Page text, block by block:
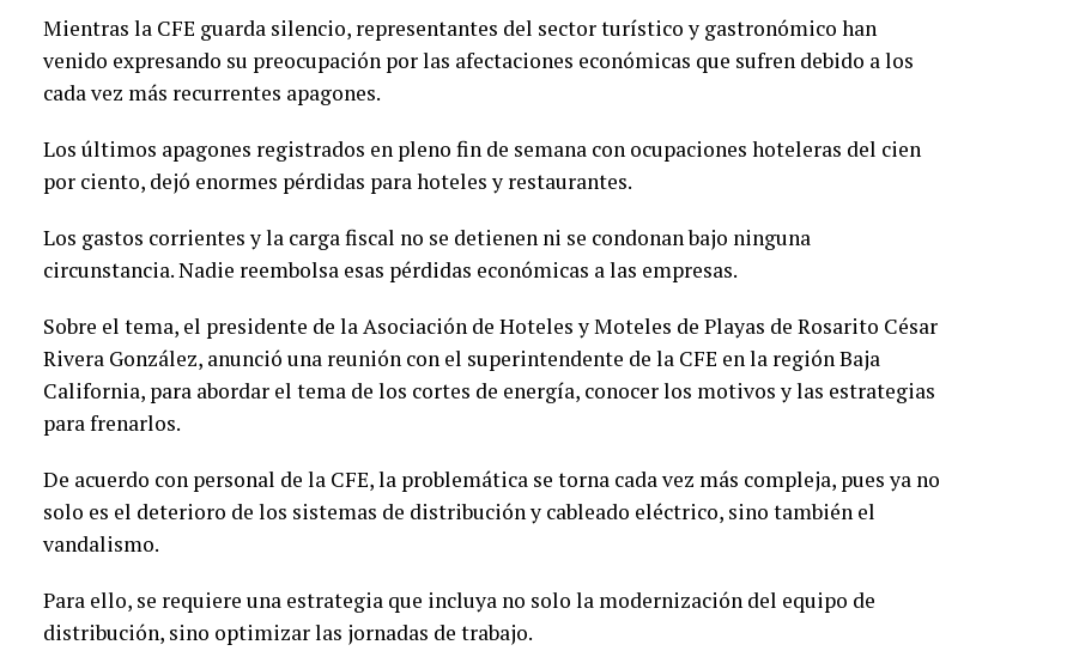
Mientras la CFE guarda silencio, representantes del sector turístico y gastronómico han
venido expresando su preocupación por las afectaciones económicas que sufren debido a los
cada vez más recurrentes apagones.
Los últimos apagones registrados en pleno fin de semana con ocupaciones hoteleras del cien
por ciento, dejó enormes pérdidas para hoteles y restaurantes.
Los gastos corrientes y la carga fiscal no se detienen ni se condonan bajo ninguna
circunstancia. Nadie reembolsa esas pérdidas económicas a las empresas.
Sobre el tema, el presidente de la Asociación de Hoteles y Moteles de Playas de Rosarito César
Rivera González, anunció una reunión con el superintendente de la CFE en la región Baja
California, para abordar el tema de los cortes de energía, conocer los motivos y las estrategias
para frenarlos.
De acuerdo con personal de la CFE, la problemática se torna cada vez más compleja, pues ya no
solo es el deterioro de los sistemas de distribución y cableado eléctrico, sino también el
vandalismo.
Para ello, se requiere una estrategia que incluya no solo la modernización del equipo de
distribución, sino optimizar las jornadas de trabajo.